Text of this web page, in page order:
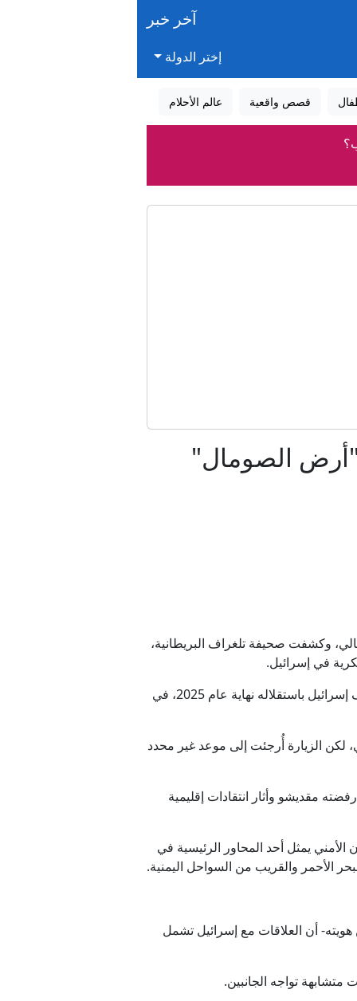
آخر خبر
إختر الدولة
قصص واقعية عالم الأحلام
الديمقراطي
الناس
غزة
الجديد
"أرض الصومال"
وكشفت صحيفة تلغراف البريطانية،
وأوضحت الإذاعة أن العلاقات الأمنية يتواصل توطيدها مع الإقليم الصومالي الواقع في القرن الأفريقي منذ اعتراف إسرائيل باستقلاله نهاية عام 2025، في
لكن الزيارة أُرجئت إلى موعد غير محدد
ما رفضته مقديشو وأثار انتقادات إقليمية
يمثل أحد المحاور الرئيسية في
الأحمر والقريب من السواحل اليمنية.
أن العلاقات مع إسرائيل تشمل
تواجه الجانبين.